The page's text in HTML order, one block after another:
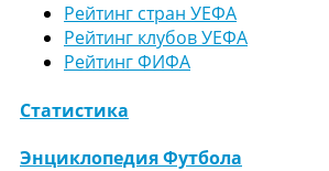
Рейтинг стран УЕФА
Рейтинг клубов УЕФА
Рейтинг ФИФА
Статистика
Энциклопедия Футбола